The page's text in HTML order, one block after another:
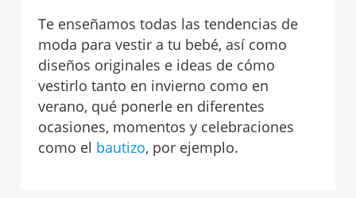
Te enseñamos todas las tendencias de
moda para vestir a tu bebé, así como
diseños originales e ideas de cómo
vestirlo tanto en invierno como en
verano, qué ponerle en diferentes
ocasiones, momentos y celebraciones
como el bautizo, por ejemplo.